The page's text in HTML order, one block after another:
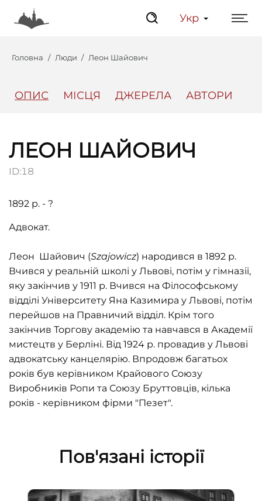
Укр
Головна Люди Леон Шайович
ОПИС МІСЦЯ ДЖЕРЕЛА АВТОРИ
ЛЕОН ШАЙОВИЧ
ID:18
1892 р. - ?
Адвокат.
Леон Шайович (Szajowicz) народився в 1892 р.
Вчився у реальній школі у Львові, потім у гімназії,
яку закінчив у 1911 р. Вчився на Філософському
відділі Університету Яна Казимира у Львові, потім
перейшов на Правничий відділ. Крім того
закінчив Торгову академію та навчався в Академії
мистецтв у Берліні. Від 1924 р. провадив у Львові
адвокатську канцелярію. Впродовж багатьох
років був керівником Крайового Союзу
Виробників Ропи та Союзу Бруттовців, кілька
років - керівником фірми "Пезет".
Пов'язані історії